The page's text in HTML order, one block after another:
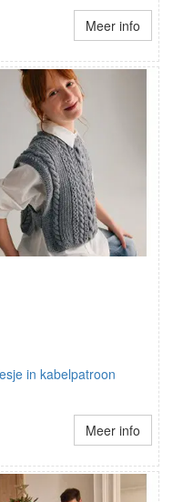
Meer info
in kabelpatroon
Meer info